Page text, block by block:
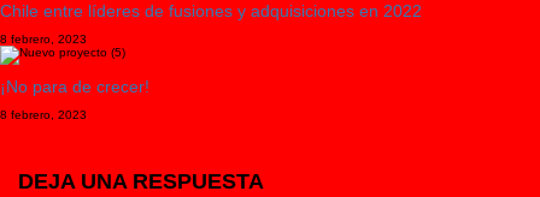
Chile entre líderes de fusiones y adquisiciones en 2022
8 febrero, 2023
¡No para de crecer!
8 febrero, 2023
DEJA UNA RESPUESTA